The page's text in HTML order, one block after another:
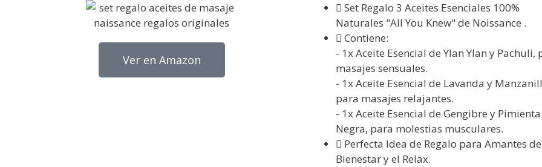
Ver en Amazon
Set Regalo 3 Aceites Esenciales 100%
Naturales "All You Knew" de Noissance .
Contiene:
- 1x Aceite Esencial de Ylan Ylan y Pachuli,
masajes sensuales.
- 1x Aceite Esencial de Lavanda y
para masajes relajantes.
- 1x Aceite Esencial de Gengibre y Pimienta
Negra, para molestias musculares.
Perfecta Idea de Regalo para Amantes
Bienestar y el Relax.